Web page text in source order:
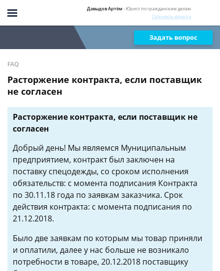
Давыдов Артём- Юрист по гражданским делам
Спросить юриста
Задать вопрос
FAQ
Расторжение контракта, если поставщик
не согласен
Расторжение контракта, если поставщик не
согласен
Добрый день! Мы являемся Муниципальным
предприятием, контракт был заключен на
поставку спецодежды, со сроком исполнения
обязательств: с момента подписания Контракта
по 30.11.18 года по заявкам заказчика. Срок
действия контракта: с момента подписания по
21.12.2018.
Было две заявкам по которым мы товар приняли
и оплатили, далее у нас больше не возникало
потребности в товаре, 20.12.2018 поставщику